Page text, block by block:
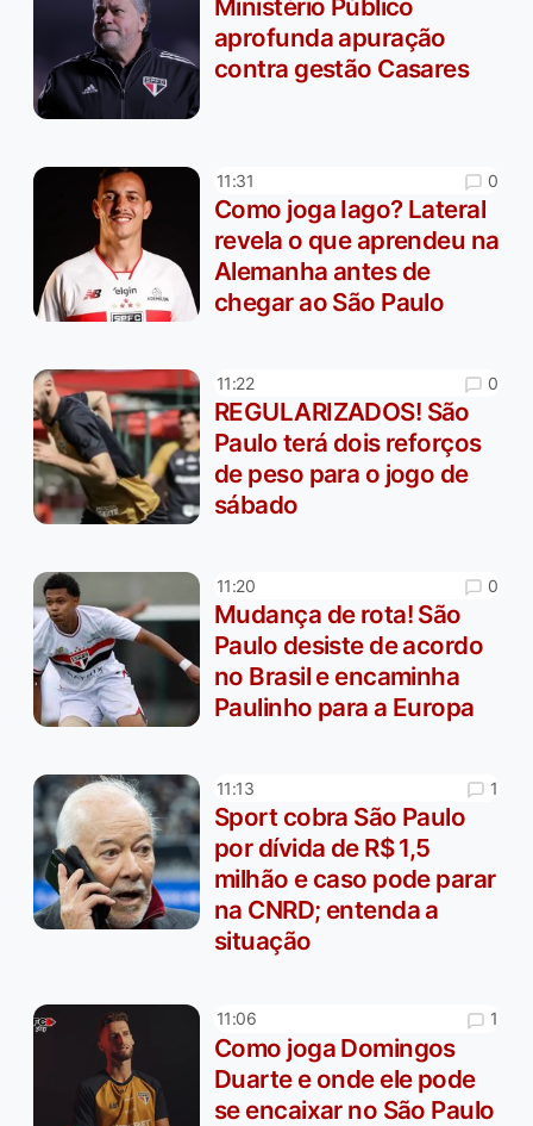
Ministério Público
aprofunda apuração
contra gestão Casares
11:31 0
Como joga Iago? Lateral
revela o que aprendeu na
Alemanha antes de
chegar ao São Paulo
11:22 0
REGULARIZADOS! São
Paulo terá dois reforços
de peso para o jogo de
sábado
11:20 0
Mudança de rota! São
Paulo desiste de acordo
no Brasil e encaminha
Paulinho para a Europa
11:13 1
Sport cobra São Paulo
por dívida de R$ 1,5
milhão e caso pode parar
na CNRD; entenda a
situação
11:06 1
Como joga Domingos
Duarte e onde ele pode
se encaixar no São Paulo